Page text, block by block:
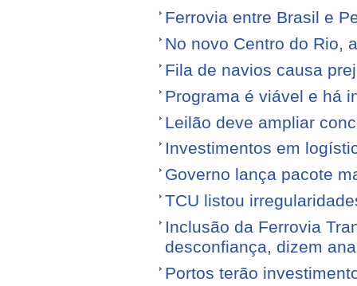
Ferrovia entre Brasil e
No novo Centro do Rio,
Fila de navios causa
Programa é viável e há
Leilão deve ampliar
Investimentos em
Governo lança pacote
TCU listou
Inclusão da Ferrovia
desconfiança, dizem
Portos terão